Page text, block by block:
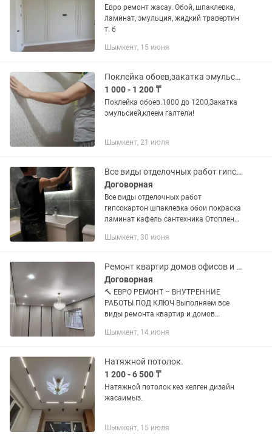
Евро ремонт жасау. Обой, шпаклевка,
ламинат, эмульция, жидкий травертин
т. б
Шымкент, 15 июня
Поклейка обоев,закатка эмульсией..
1 000 - 1 200 ₸
Поклейка обоев.1000 до 1200,Закатка
эмульсией,клеем галтели!
Шымкент, 21 июля
Все виды отделочных работ гипсокартон шпаклевка обои покраска ламинат
Договорная
Все виды отделочных работ
гипсокартон шпаклевка обои покраска
ламинат кафель сантехника Отопление
Шымкент, 30 июня
Ремонт квартир домов офисов и т. Д
Договорная
🔨 ЕВРО РЕМОНТ – ВНУТРЕННИЕ
РАБОТЫ ПОД КЛЮЧ Выполняем все
виды ремонта квартир и домов
Штукатурка и шпаклёвка стен ✅
плитка, линолеум ✅...
Шымкент, 14 июня
Натяжной потолок.
1 200 - 6 500 ₸
Натяжной потолок кез келген дизайн
жасаимыз.
Шымкент, 15 июля